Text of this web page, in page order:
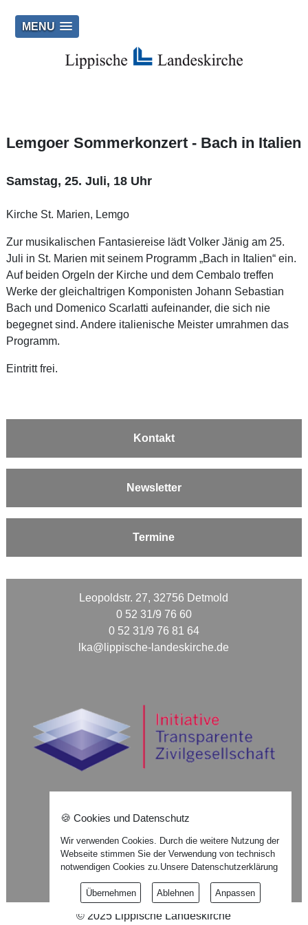
MENU
Lemgoer Sommerkonzert - Bach in Italien
Samstag, 25. Juli, 18 Uhr
Kirche St. Marien, Lemgo
Zur musikalischen Fantasiereise lädt Volker Jänig am 25.
Juli in St. Marien mit seinem Programm „Bach in Italien“ ein.
Auf beiden Orgeln der Kirche und dem Cembalo treffen
Werke der gleichaltrigen Komponisten Johann Sebastian
Bach und Domenico Scarlatti aufeinander, die sich nie
begegnet sind. Andere italienische Meister umrahmen das
Programm.
Eintritt frei.
Kontakt
Newsletter
Termine
Leopoldstr. 27, 32756 Detmold
0 52 31/9 76 60
0 52 31/9 76 81 64
lka@lippische-landeskirche.de
Impressum
Datenschutzerklärung
© 2025 Lippische Landeskirche
🍪 Cookies und Datenschutz
Wir verwenden Cookies. Durch die weitere Nutzung der
Webseite stimmen Sie der Verwendung von technisch
notwendigen Cookies zu.Unsere Datenschutzerklärung
Übernehmen Ablehnen Anpassen